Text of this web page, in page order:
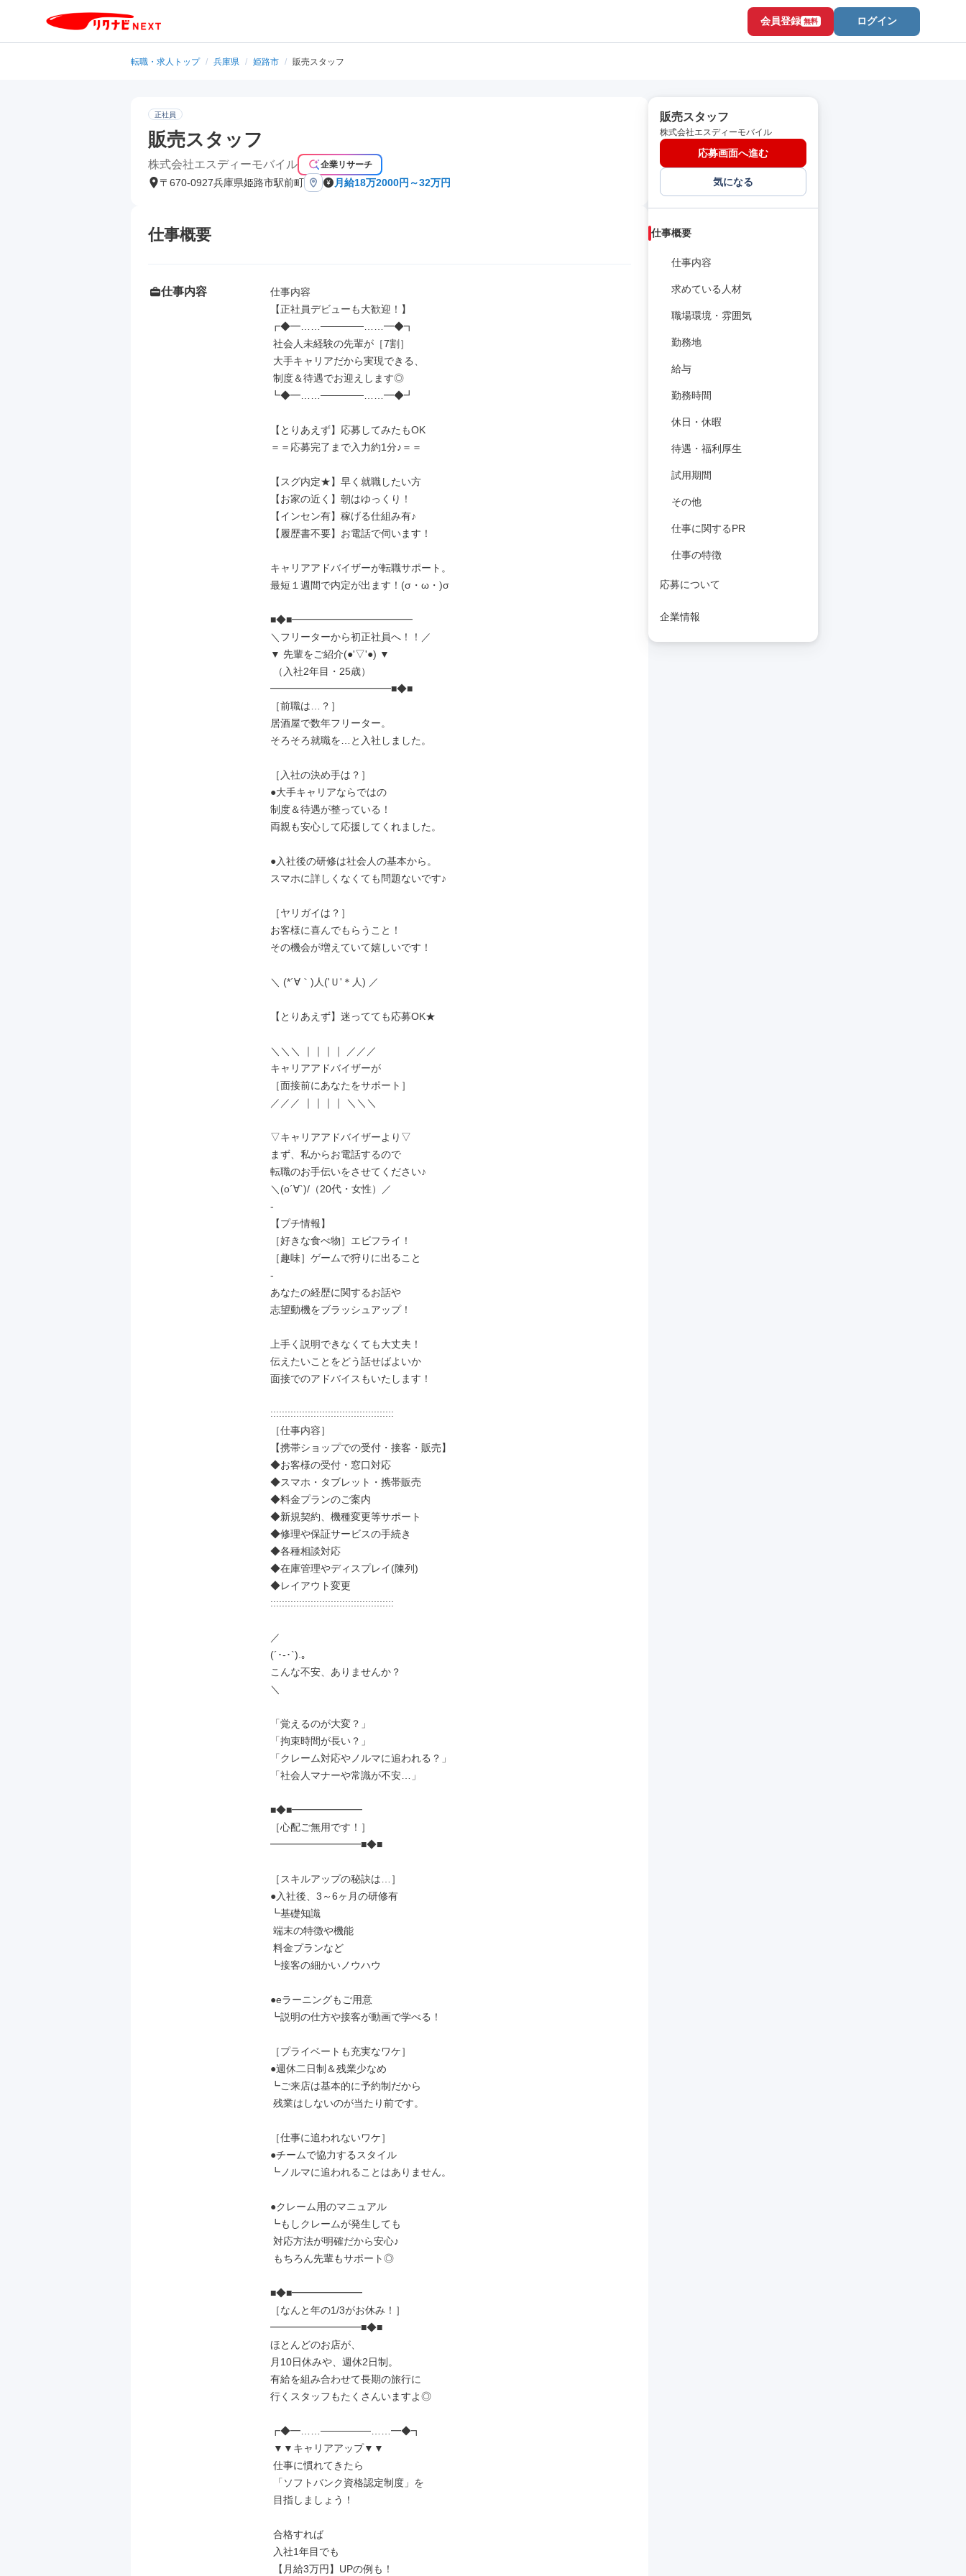
会員登録 無料 ログイン
転職・求人トップ / 兵庫県 / 姫路市 / 販売スタッフ
正社員
販売スタッフ
株式会社エスディーモバイル 企業リサーチ
〒670-0927兵庫県姫路市駅前町 月給18万2000円～32万円
仕事概要
仕事内容
仕事内容
【正社員デビューも大歓迎！】
┏◆━……──────……━◆┓
┗◆━……──────……━◆┛
【とりあえず】応募してみたもOK
＝＝応募完了まで入力約1分♪＝＝
【スグ内定★】早く就職したい方
【お家の近く】朝はゆっくり！
【インセン有】稼げる仕組み有♪
【履歴書不要】お電話で伺います！
キャリアアドバイザーが転職サポート。
最短１週間で内定が出ます！(σ・ω・)σ
■◆■━━━━━━━━━━━━
＼フリーターから初正社員へ！！／
▼ 先輩をご紹介(●'▽'●) ▼
━━━━━━━━━━━━■◆■
［前職は…？］
居酒屋で数年フリーター。
そろそろ就職を…と入社しました。
［入社の決め手は？］
●大手キャリアならではの
制度＆待遇が整っている！
両親も安心して応援してくれました。
●入社後の研修は社会人の基本から。
スマホに詳しくなくても問題ないです♪
［ヤリガイは？］
お客様に喜んでもらうこと！
その機会が増えていて嬉しいです！
＼ (*´∀｀)人('Ｕ'＊人) ／
【とりあえず】迷ってても応募OK★
＼＼＼ ｜｜｜｜ ／／／
キャリアアドバイザーが
［面接前にあなたをサポート］
／／／ ｜｜｜｜ ＼＼＼
▽キャリアアドバイザーより▽
まず、私からお電話するので
転職のお手伝いをさせてください♪
＼(o´∀`)/（20代・女性）／
-
【プチ情報】
［好きな食べ物］エビフライ！
［趣味］ゲームで狩りに出ること
-
あなたの経歴に関するお話や
志望動機をブラッシュアップ！
上手く説明できなくても大丈夫！
伝えたいことをどう話せばよいか
面接でのアドバイスもいたします！
:::::::::::::::::::::::::::::::::::::::::::
［仕事内容］
【携帯ショップでの受付・接客・販売】
◆お客様の受付・窓口対応
◆スマホ・タブレット・携帯販売
◆料金プランのご案内
◆新規契約、機種変更等サポート
◆修理や保証サービスの手続き
◆各種相談対応
◆在庫管理やディスプレイ(陳列)
◆レイアウト変更
:::::::::::::::::::::::::::::::::::::::::::
／
(´･-･`).｡
こんな不安、ありませんか？
＼
「覚えるのが大変？」
「拘束時間が長い？」
「クレーム対応やノルマに追われる？」
「社会人マナーや常識が不安…」
■◆■━━━━━━━
［心配ご無用です！］
━━━━━━━━━■◆■
［スキルアップの秘訣は…］
●入社後、3～6ヶ月の研修有
┗基礎知識
┗接客の細かいノウハウ
●eラーニングもご用意
┗説明の仕方や接客が動画で学べる！
［プライベートも充実なワケ］
●週休二日制＆残業少なめ
┗ご来店は基本的に予約制だから
［仕事に追われないワケ］
●チームで協力するスタイル
┗ノルマに追われることはありません。
●クレーム用のマニュアル
┗もしクレームが発生しても
■◆■━━━━━━━
［なんと年の1/3がお休み！］
━━━━━━━━━■◆■
ほとんどのお店が、
月10日休みや、週休2日制。
有給を組み合わせて長期の旅行に
行くスタッフもたくさんいますよ◎
┏◆━……───────……━◆┓
販売スタッフ
株式会社エスディーモバイル
応募画面へ進む
気になる
仕事概要
仕事内容
求めている人材
職場環境・雰囲気
勤務地
給与
勤務時間
休日・休暇
待遇・福利厚生
試用期間
その他
仕事に関するPR
仕事の特徴
応募について
企業情報